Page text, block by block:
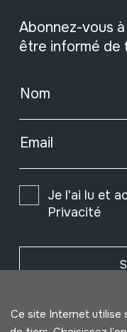
Abonnez-vous
être informé de
Nom
Email
Je l'ai lu et
Privacité
Ce site Internet utilise